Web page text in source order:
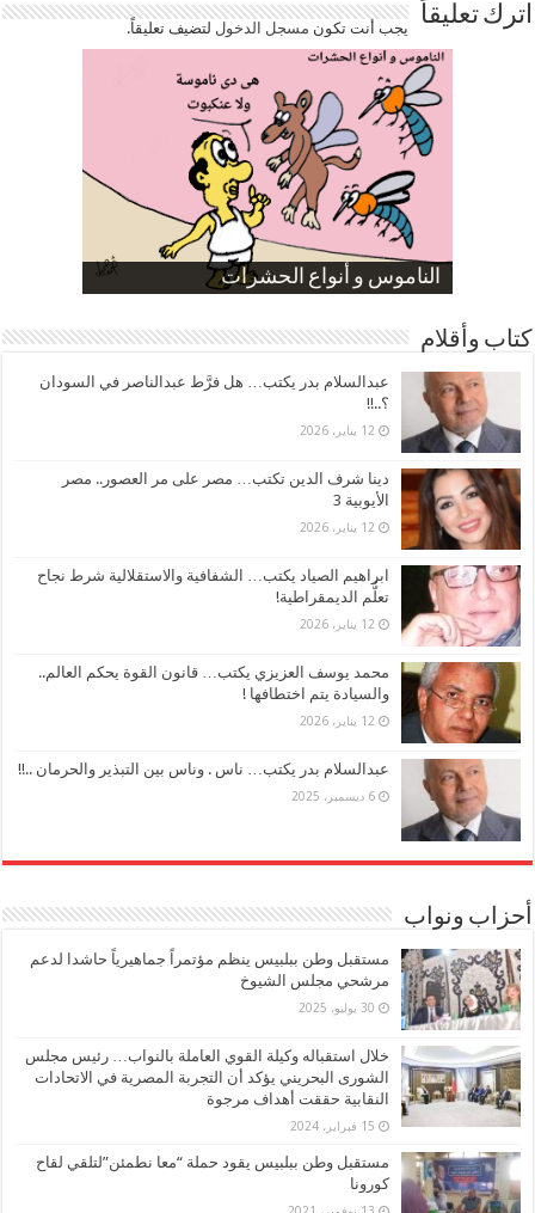
اترك تعليقاً يجب أنت تكون مسجل الدخوللتضيف تعليقاً.
الناموس و أنواع الحشرات
الموظفين بعد ارتفاع الأسعار
ارتفاع نسبة الطلاق في مصر
صورة كاركاتيرية
صورة كاركاتيرية
كتاب وأقلام
عبدالسلام بدر يكتب… هل فرَّط عبدالناصر في السودان
؟..!!
12 يناير، 2026
دينا شرف الدين تكتب… مصر على مر العصور.. مصر
الأيوبية 3
12 يناير، 2026
ابراهيم الصياد يكتب… الشفافية والاستقلالية شرط نجاح
تعلُّم الديمقراطية!
12 يناير، 2026
محمد يوسف العزيزي يكتب… قانون القوة يحكم العالم..
والسيادة يتم اختطافها !
12 يناير، 2026
عبدالسلام بدر يكتب… ناس . وناس بين التبذير والحرمان ..!!
6 ديسمبر، 2025
أحزاب ونواب
مستقبل وطن ببلبيس ينظم مؤتمراً جماهيرياً حاشدا لدعم
مرشحي مجلس الشيوخ
30 يوليو، 2025
خلال استقباله وكيلة القوي العاملة بالنواب… رئيس مجلس
الشورى البحريني يؤكد أن التجربة المصرية في الاتحادات
النقابية حققت أهداف مرجوة
15 فبراير، 2024
مستقبل وطن ببلبيس يقود حملة “معا نطمئن”لتلقي لقاح
كورونا